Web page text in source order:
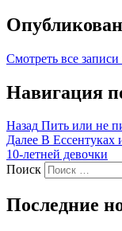
Смотреть все
Навигация
Назад Пить или не
Далее В Ессентуках
10-летней девочки
Поиск
Последние